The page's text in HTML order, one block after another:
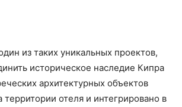
из таких уникальных проектов,
историческое наследие Кипра
архитектурных объектов
отеля и интегрировано в